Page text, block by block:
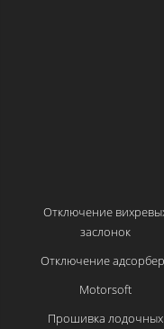
Отключение
заслонок
Отключение
Motorsoft
Прошивка лодочных